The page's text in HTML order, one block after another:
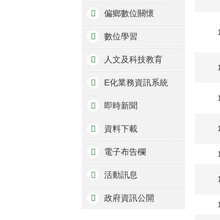
偏鄉數位關懷
數位學習
人文及科技教育
E化業務資訊系統
即時新聞
資料下載
電子布告欄
活動訊息
政府資訊公開